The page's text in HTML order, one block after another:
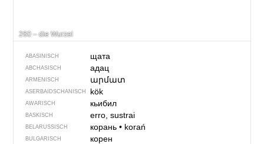
260 – die Wurzel
ABASINISCH щата
ABCHASISCH адац
ARMENISCH արմատ
ASERBAIDSCHANISCH kök
AWARISCH кьибил
BASKISCH erro, sustrai
BELARUSSISCH корань• korań
BULGARISCH корен